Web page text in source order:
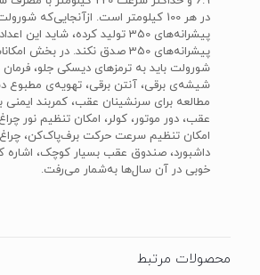
در هر 100 کیلومتر است. ازآنجایی‌که
پیشرانه‌ها‌ی 350 تولید کرده، شاید
پیشرانه‌های 350 صدق نکند. در بخش
شورولت باید به ترمزهای دیسکی جلو،
شیشه‌ی برقی، آنتن برقی، تهویه‌ی مطبوع
مطالعه برای سرنشینان عقب، کمربند ایمنی
عقب، دور موتور، کولر، امکان تنظیم نور
امکان تنظیم سرعت حرکت برف‌پاک‌کن،
داشبورد، صندوق عقب بسیار کوچک، اشاره
خوبی در آن سال‌ها به‌شمار می‌رفت.
محصولات مرتبط